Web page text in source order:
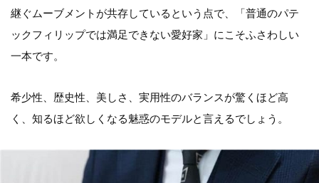
継ぐムーブメントが共存しているという点で、「普通のパテ
ックフィリップでは満足できない愛好家」にこそふさわしい
一本です。
希少性、歴史性、美しさ、実用性のバランスが驚くほど高
く、知るほど欲しくなる魅惑のモデルと言えるでしょう。